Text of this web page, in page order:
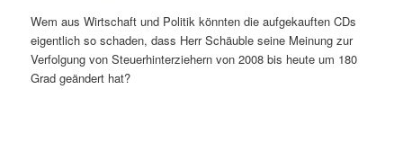
Wem aus Wirtschaft und Politik könnten die aufgekauften CDs
eigentlich so schaden, dass Herr Schäuble seine Meinung zur
Verfolgung von Steuerhinterziehern von 2008 bis heute um 180
Grad geändert hat?